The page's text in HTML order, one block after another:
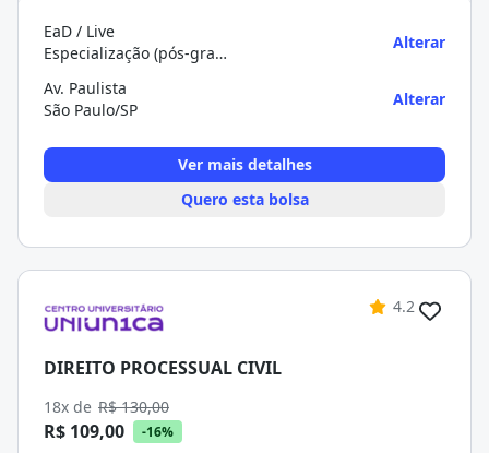
EaD / Live
Especialização (pós-graduação)
Alterar
Av. Paulista
São Paulo/SP
Alterar
Ver mais detalhes
Quero esta bolsa
4.2
DIREITO PROCESSUAL CIVIL
18x de R$ 130,00
R$ 109,00 -16%